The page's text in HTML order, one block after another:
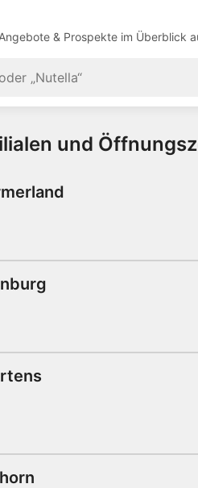
Angebote & Prospekte im Überblick
und